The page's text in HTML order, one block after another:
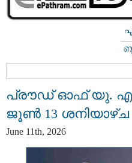
പ്രൗഡ് ഓഫ് യു.
ജൂൺ 13 ശനിയാഴ്ച
June 11th, 2026